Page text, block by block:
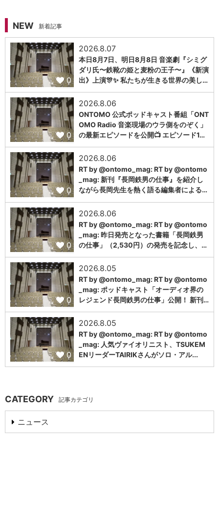
NEW 新着記事
0
2026.8.07
本日8月7日、明日8月8日 音楽劇『シミグ
ダリ氏〜鉄靴の姫と麦粉の王子〜』《新演
出》上演🎊✨ 私たちが生きる世界の美し…
0
2026.8.06
ONTOMO 公式ポッドキャスト番組「ONT
OMO Radio 音楽現場のウラ側をのぞく」
の最新エピソードを公開📺 エピソード1…
0
2026.8.06
RT by @ontomo_mag: RT by @ontomo
_mag: 新刊『長岡鉄男の仕事』を紹介し
ながら長岡先生を熱く語る編集者による…
0
2026.8.06
RT by @ontomo_mag: RT by @ontomo
_mag: 昨日発売となった書籍「長岡鉄男
の仕事」（2,530円）の発売を記念し、…
0
2026.8.05
RT by @ontomo_mag: RT by @ontomo
_mag: ポッドキャスト「オーディオ界の
レジェンド長岡鉄男の仕事」公開！ 新刊…
0
2026.8.05
RT by @ontomo_mag: RT by @ontomo
_mag: 人気ヴァイオリニスト、TSUKEM
ENリーダーTAIRIKさんがソロ・アル...
CATEGORY 記事カテゴリ
ニュース